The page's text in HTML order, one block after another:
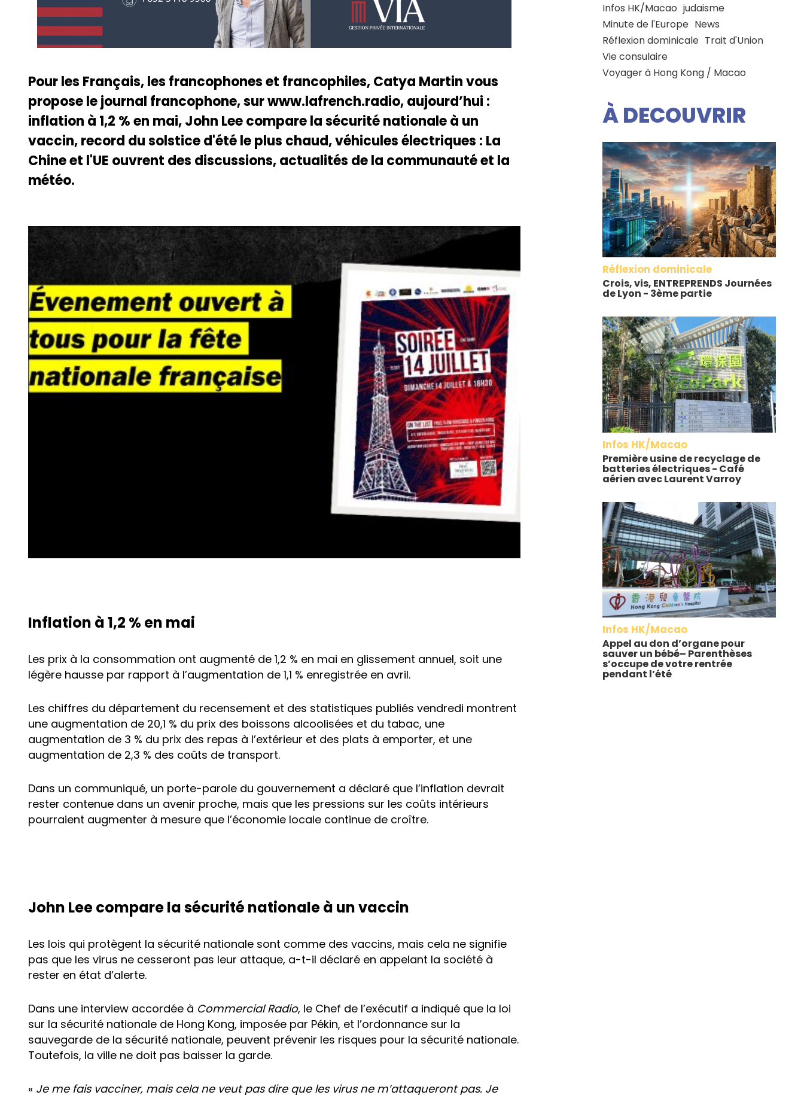
Pour les Français, les francophones et francophiles, Catya Martin vous
propose le journal francophone, sur www.lafrench.radio, aujourd’hui :
inflation à 1,2 % en mai, John Lee compare la sécurité nationale à un
vaccin, record du solstice d'été le plus chaud, véhicules électriques : La
Chine et l'UE ouvrent des discussions, actualités de la communauté et la
météo.
Inflation à 1,2 % en mai
Les prix à la consommation ont augmenté de 1,2 % en mai en glissement annuel, soit une
légère hausse par rapport à l’augmentation de 1,1 % enregistrée en avril.
Les chiffres du département du recensement et des statistiques publiés vendredi montrent
une augmentation de 20,1 % du prix des boissons alcoolisées et du tabac, une
augmentation de 3 % du prix des repas à l’extérieur et des plats à emporter, et une
augmentation de 2,3 % des coûts de transport.
Dans un communiqué, un porte-parole du gouvernement a déclaré que l’inflation devrait
rester contenue dans un avenir proche, mais que les pressions sur les coûts intérieurs
pourraient augmenter à mesure que l’économie locale continue de croître.
John Lee compare la sécurité nationale à un vaccin
Les lois qui protègent la sécurité nationale sont comme des vaccins, mais cela ne signifie
pas que les virus ne cesseront pas leur attaque, a-t-il déclaré en appelant la société à
rester en état d’alerte.
Dans une interview accordée à Commercial Radio, le Chef de l’exécutif a indiqué que la loi
sur la sécurité nationale de Hong Kong, imposée par Pékin, et l’ordonnance sur la
sauvegarde de la sécurité nationale, peuvent prévenir les risques pour la sécurité nationale.
Toutefois, la ville ne doit pas baisser la garde.
« Je me fais vacciner, mais cela ne veut pas dire que les virus ne m’attaqueront pas. Je
Infos HK/Macao judaisme
Minute de l'Europe News
Réflexion dominicale Trait d'Union
Vie consulaire
Voyager à Hong Kong / Macao
À DECOUVRIR
Réflexion dominicale
Crois, vis, ENTREPRENDS Journées
de Lyon - 3ème partie
Infos HK/Macao
Première usine de recyclage de
batteries électriques - Café
aérien avec Laurent Varroy
Infos HK/Macao
Appel au don d’organe pour
sauver un bébé– Parenthèses
s’occupe de votre rentrée
pendant l’été